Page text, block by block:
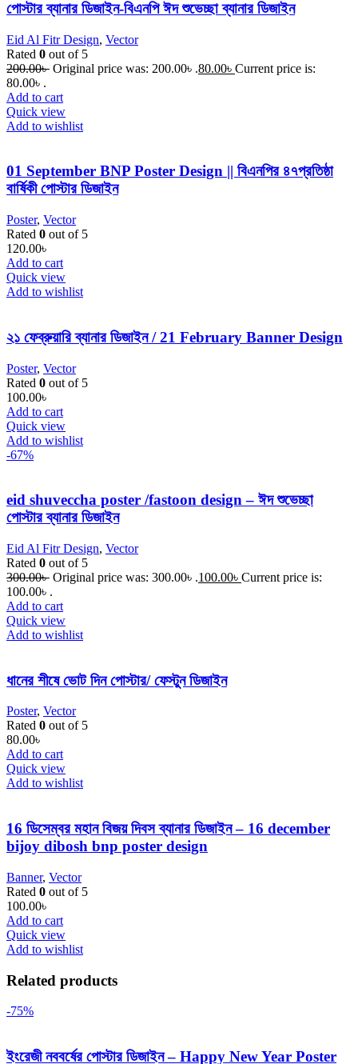
পোস্টার ব্যানার ডিজাইন-বিএনপি ঈদ শুভেচ্ছা ব্যানার ডিজাইন
Eid Al Fitr Design, Vector
Rated 0 out of 5
200.00৳ Original price was: 200.00৳ .80.00৳ Current price is:
80.00৳ .
Add to cart
Quick view
Add to wishlist
01 September BNP Poster Design || বিএনপির ৪৭প্রতিষ্ঠা
বার্ষিকী পোস্টার ডিজাইন
Poster, Vector
Rated 0 out of 5
120.00৳
Add to cart
Quick view
Add to wishlist
২১ ফেব্রুয়ারি ব্যানার ডিজাইন / 21 February Banner Design
Poster, Vector
Rated 0 out of 5
100.00৳
Add to cart
Quick view
Add to wishlist
-67%
eid shuveccha poster /fastoon design – ঈদ শুভেচ্ছা
পোস্টার ব্যানার ডিজাইন
Eid Al Fitr Design, Vector
Rated 0 out of 5
300.00৳ Original price was: 300.00৳ .100.00৳ Current price is:
100.00৳ .
Add to cart
Quick view
Add to wishlist
ধানের শীষে ভোট দিন পোস্টার/ ফেস্টুন ডিজাইন
Poster, Vector
Rated 0 out of 5
80.00৳
Add to cart
Quick view
Add to wishlist
16 ডিসেম্বর মহান বিজয় দিবস ব্যানার ডিজাইন – 16 december
bijoy dibosh bnp poster design
Banner, Vector
Rated 0 out of 5
100.00৳
Add to cart
Quick view
Add to wishlist
Related products
-75%
ইংরেজী নববর্ষের পোস্টার ডিজাইন – Happy New Year Poster